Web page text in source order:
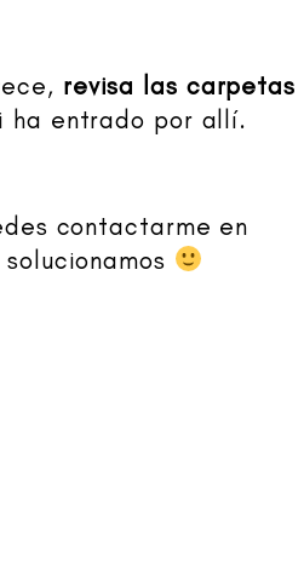
revisa las carpetas
ha entrado por allí.
contactarme en